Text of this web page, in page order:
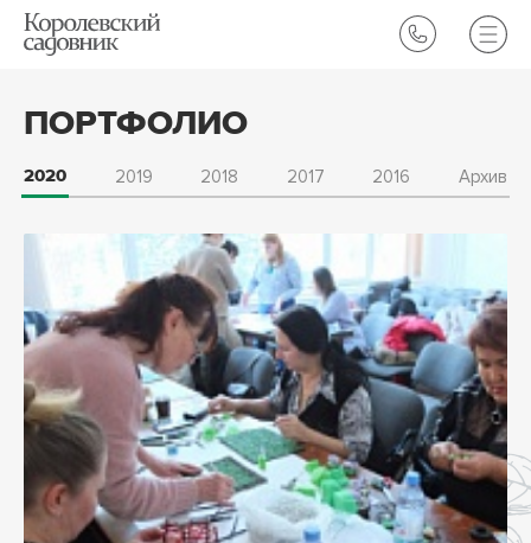
ПОРТФОЛИО
2020 2019 2018 2017 2016 Архив